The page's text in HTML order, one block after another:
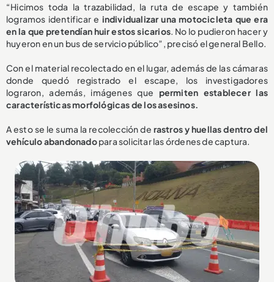
“Hicimos toda la trazabilidad, la ruta de escape y también
logramos identificar e individualizar una motocicleta que era
en la que pretendían huir estos sicarios. No lo pudieron hacer y
huyeron en un bus de servicio público”, precisó el general Bello.
Con el material recolectado en el lugar, además de las cámaras
donde quedó registrado el escape, los investigadores
lograron, además, imágenes que permiten establecer las
características morfológicas de los asesinos.
A esto se le suma la recolección de rastros y huellas dentro del
vehículo abandonadopara solicitar las órdenes de captura.